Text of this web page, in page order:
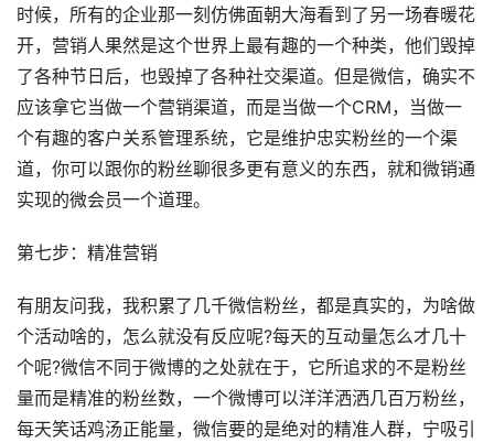
时候，所有的企业那一刻仿佛面朝大海看到了另一场春暖花
开，营销人果然是这个世界上最有趣的一个种类，他们毁掉
了各种节日后，也毁掉了各种社交渠道。但是微信，确实不
应该拿它当做一个营销渠道，而是当做一个CRM，当做一
个有趣的客户关系管理系统，它是维护忠实粉丝的一个渠
道，你可以跟你的粉丝聊很多更有意义的东西，就和微销通
实现的微会员一个道理。
第七步：精准营销
有朋友问我，我积累了几千微信粉丝，都是真实的，为啥做
个活动啥的，怎么就没有反应呢?每天的互动量怎么才几十
个呢?微信不同于微博的之处就在于，它所追求的不是粉丝
量而是精准的粉丝数，一个微博可以洋洋洒洒几百万粉丝，
每天笑话鸡汤正能量，微信要的是绝对的精准人群，宁吸引